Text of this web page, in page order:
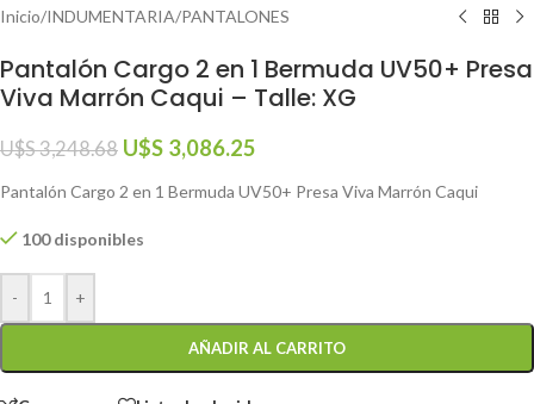
Inicio/INDUMENTARIA/PANTALONES
Pantalón Cargo 2 en 1 Bermuda UV50+ Presa
Viva Marrón Caqui – Talle: XG
U$S3,248.68 U$S 3,086.25
Pantalón Cargo 2 en 1 Bermuda UV50+ Presa Viva Marrón Caqui
100 disponibles
- +
AÑADIR AL CARRITO